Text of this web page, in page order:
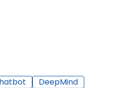
DeepMind